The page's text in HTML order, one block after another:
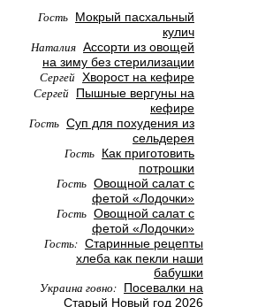
Гость Мокрый пасхальный
кулич
Наталия Ассорти из овощей
на зиму без стерилизации
Сергей Хворост на кефире
Сергей Пышные вергуны на
кефире
Гость Суп для похудения из
сельдерея
Гость Как приготовить
потрошки
Гость Овощной салат с
фетой «Лодочки»
Гость Овощной салат с
фетой «Лодочки»
Гость: Старинные рецепты
хлеба как пекли наши
бабушки
Украина говно: Посевалки на
Старый Новый год 2026